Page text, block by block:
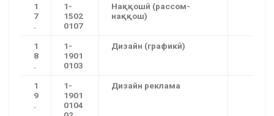
1
7
.
1-
1502
0107
Наққошӣ (рассом-
наққош)
1
8
.
1-
1901
0103
Дизайн (графикӣ)
1
9
.
1-
1901
0104
Дизайн реклама